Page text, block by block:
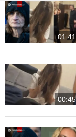
01:41
00:45